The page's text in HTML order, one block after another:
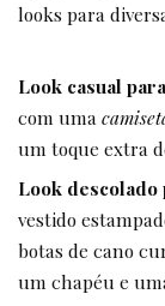
looks para
Look casual
com uma
um toque extra
Look descolado
vestido
botas de cano
um chapéu e